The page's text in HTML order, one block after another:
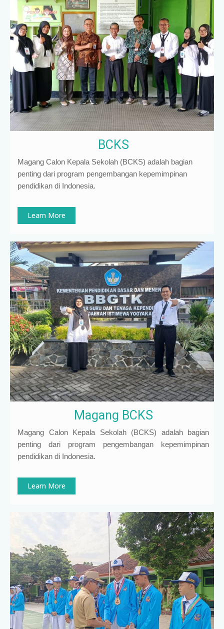
BCKS
Magang Calon Kepala Sekolah (BCKS) adalah bagian
penting dari program pengembangan kepemimpinan
pendidikan di Indonesia.
Learn More
Magang BCKS
Magang Calon Kepala Sekolah (BCKS) adalah bagian
penting dari program pengembangan kepemimpinan
pendidikan di Indonesia.
Learn More